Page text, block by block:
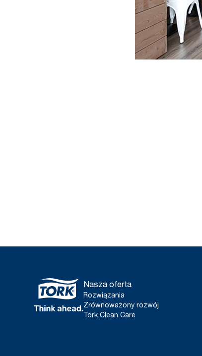
Nasza oferta
Rozwiązania
Zrównoważony rozwój
Tork Clean Care